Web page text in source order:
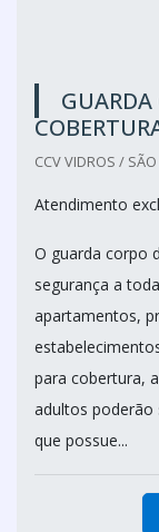
GUARDA
CCV VIDROS /
Atendimento
O guarda corpo
segurança a
apartamentos,
para cobertura,
adultos poderão
que possue...